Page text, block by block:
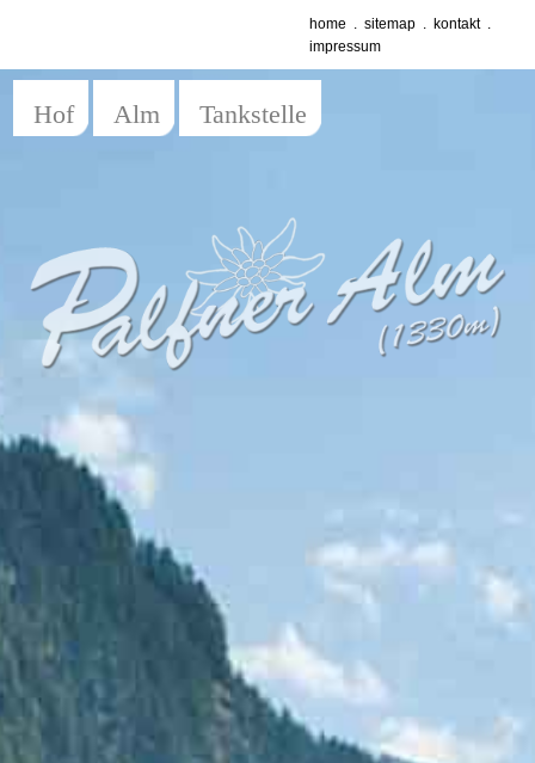
home .sitemap . kontakt.
impressum
Hof Alm Tankstelle